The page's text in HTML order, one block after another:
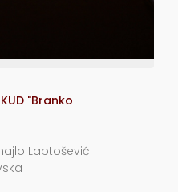
"Branko
Laptošević